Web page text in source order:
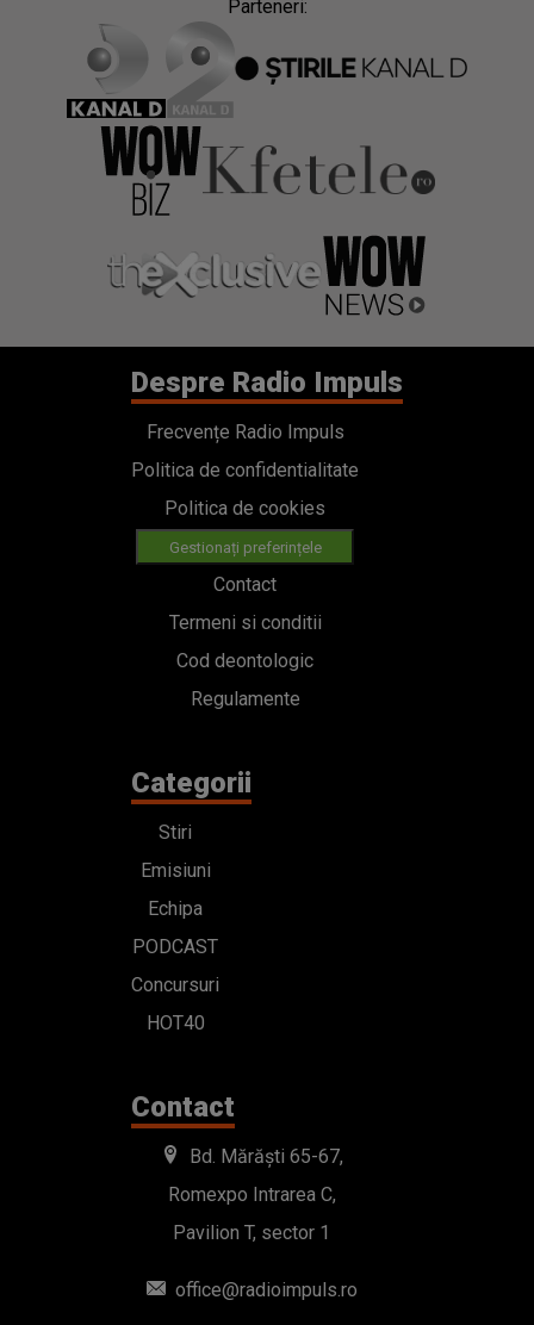
Parteneri:
Despre Radio Impuls
Frecvențe Radio Impuls
Politica de confidentialitate
Politica de cookies
Gestionați preferințele
Contact
Termeni si conditii
Cod deontologic
Regulamente
Categorii
Stiri
Emisiuni
Echipa
PODCAST
Concursuri
HOT40
Contact
Bd. Mărăști 65-67,
Romexpo Intrarea C,
Pavilion T, sector 1
office@radioimpuls.ro